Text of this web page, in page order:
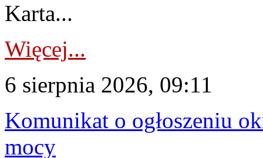
Karta...
Więcej...
6 sierpnia 2026, 09:11
Komunikat o ogłoszeniu
mocy